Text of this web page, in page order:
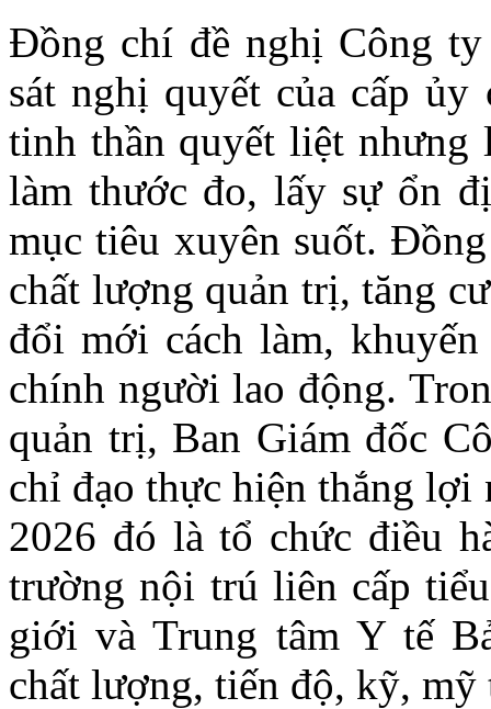
Đồng chí đề nghị Công
sát nghị quyết của cấp
tinh thần quyết liệt nhưng
làm thước đo, lấy sự ổn
mục tiêu xuyên suốt.
chất lượng quản trị, tăng
đổi mới cách làm,
chính người lao động.
quản trị, Ban Giám đốc
chỉ đạo thực hiện thắng
2026 đó là tổ chức điều
trường nội trú liên cấp
giới và Trung tâm Y tế
chất lượng, tiến độ, kỹ, mỹ